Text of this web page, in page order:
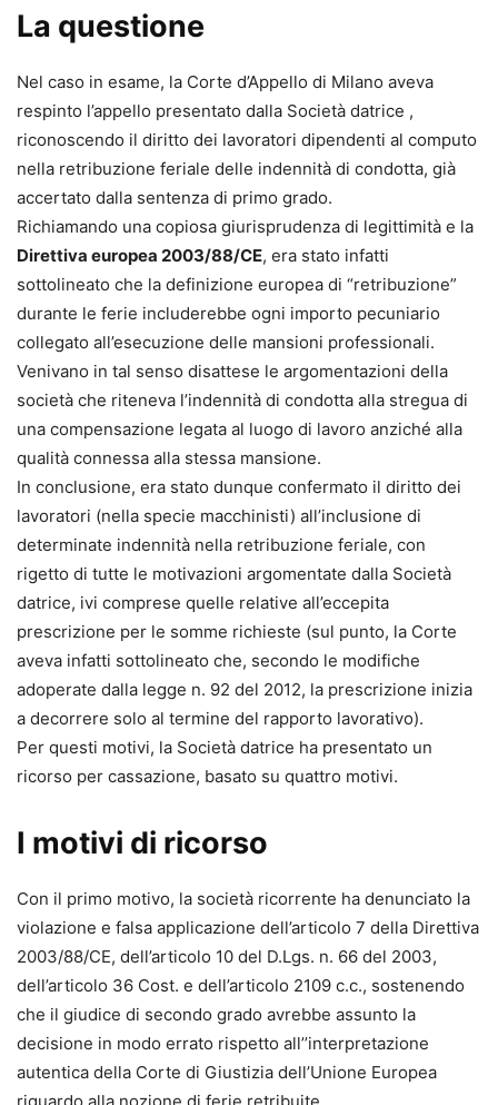
La questione
Nel caso in esame, la Corte d’Appello di Milano aveva
respinto l’appello presentato dalla Società datrice ,
riconoscendo il diritto dei lavoratori dipendenti al computo
nella retribuzione feriale delle indennità di condotta, già
accertato dalla sentenza di primo grado.
Richiamando una copiosa giurisprudenza di legittimità e la
Direttiva europea 2003/88/CE, era stato infatti
sottolineato che la definizione europea di “retribuzione”
durante le ferie includerebbe ogni importo pecuniario
collegato all’esecuzione delle mansioni professionali.
Venivano in tal senso disattese le argomentazioni della
società che riteneva l’indennità di condotta alla stregua di
una compensazione legata al luogo di lavoro anziché alla
qualità connessa alla stessa mansione.
In conclusione, era stato dunque confermato il diritto dei
lavoratori (nella specie macchinisti) all’inclusione di
determinate indennità nella retribuzione feriale, con
rigetto di tutte le motivazioni argomentate dalla Società
datrice, ivi comprese quelle relative all’eccepita
prescrizione per le somme richieste (sul punto, la Corte
aveva infatti sottolineato che, secondo le modifiche
adoperate dalla legge n. 92 del 2012, la prescrizione inizia
a decorrere solo al termine del rapporto lavorativo).
Per questi motivi, la Società datrice ha presentato un
ricorso per cassazione, basato su quattro motivi.
I motivi di ricorso
Con il primo motivo, la società ricorrente ha denunciato la
violazione e falsa applicazione dell’articolo 7 della Direttiva
2003/88/CE, dell’articolo 10 del D.Lgs. n. 66 del 2003,
dell’articolo 36 Cost. e dell’articolo 2109 c.c., sostenendo
che il giudice di secondo grado avrebbe assunto la
decisione in modo errato rispetto all’’interpretazione
autentica della Corte di Giustizia dell’Unione Europea